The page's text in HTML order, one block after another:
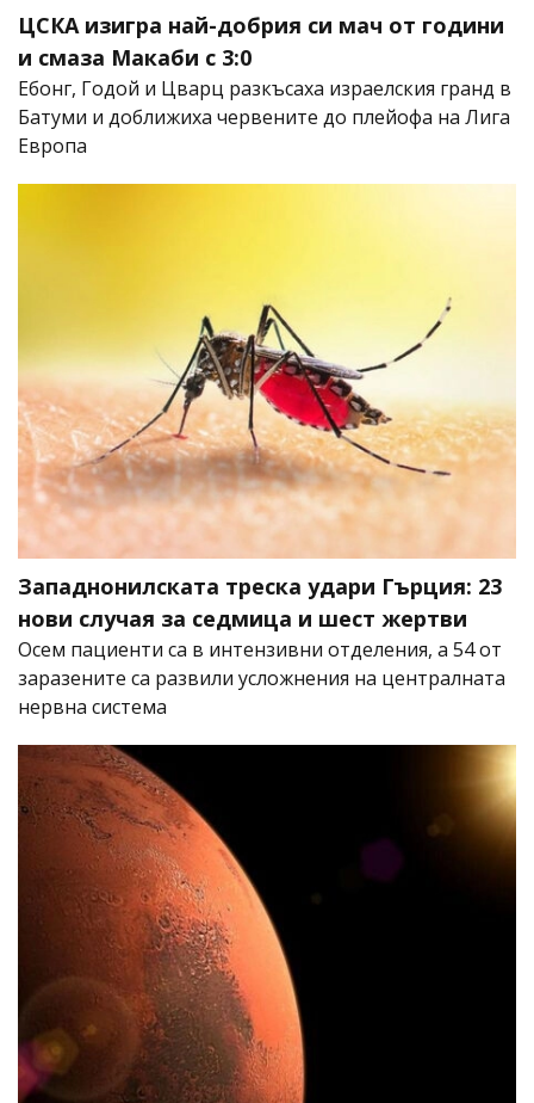
ЦСКА изигра най-добрия си мач от години
и смаза Макаби с 3:0
Ебонг, Годой и Цварц разкъсаха израелския гранд в
Батуми и доближиха червените до плейофа на Лига
Европа
Западнонилската треска удари Гърция: 23
нови случая за седмица и шест жертви
Осем пациенти са в интензивни отделения, а 54 от
заразените са развили усложнения на централната
нервна система